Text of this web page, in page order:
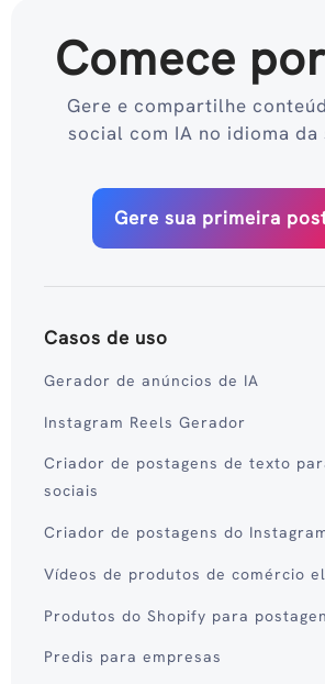
Comece
Gere e compartilhe
social com IA no idioma da
Gere sua primeira
Casos de uso
Gerador de anúncios de IA
Instagram Reels Gerador
Criador de postagens de texto
sociais
Criador de postagens do
Vídeos de produtos de comércio
Produtos do Shopify para
Predis para empresas